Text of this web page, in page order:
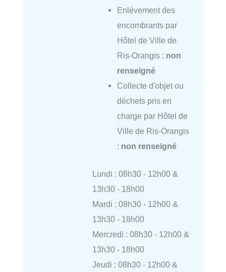
Enlèvement des
encombrants par
Hôtel de Ville de
Ris-Orangis : non
renseigné
Collecte d'objet ou
déchets pris en
charge par Hôtel de
Ville de Ris-Orangis
: non renseigné
Lundi : 08h30 - 12h00 &
13h30 - 18h00
Mardi : 08h30 - 12h00 &
13h30 - 18h00
Mercredi : 08h30 - 12h00 &
13h30 - 18h00
Jeudi : 08h30 - 12h00 &